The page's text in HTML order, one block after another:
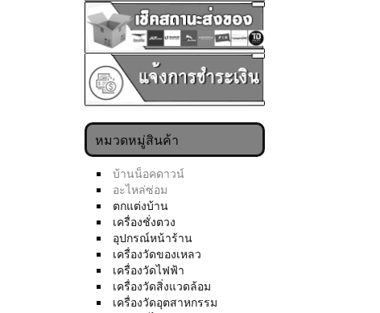
หมวดหมู่สินค้า
บ้านน็อคดาวน์
อะไหล่ซ่อม
ตกแต่งบ้าน
เครื่องชั่งตวง
อุปกรณ์หน้าร้าน
เครื่องวัดของเหลว
เครื่องวัดไฟฟ้า
เครื่องวัดสิ่งแวดล้อม
เครื่องวัดอุตสาหกรรม